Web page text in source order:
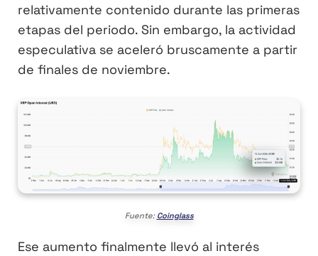
relativamente contenido durante las primeras
etapas del periodo. Sin embargo, la actividad
especulativa se aceleró bruscamente a partir
de finales de noviembre.
Fuente: Coinglass
Ese aumento finalmente llevó al interés